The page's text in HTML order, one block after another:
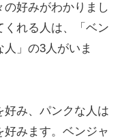
好みがわかりまし
くれる人は、「ベン
」の3人がいま
み、パンクな人は
みます。ベンジャ